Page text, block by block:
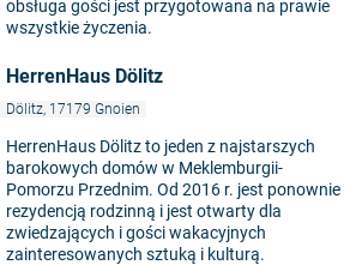
obsługa gości jest przygotowana na prawie
wszystkie życzenia.
HerrenHaus Dölitz
Dölitz, 17179 Gnoien
HerrenHaus Dölitz to jeden z najstarszych
barokowych domów w Meklemburgii-
Pomorzu Przednim. Od 2016 r. jest ponownie
rezydencją rodzinną i jest otwarty dla
zwiedzających i gości wakacyjnych
zainteresowanych sztuką i kulturą.